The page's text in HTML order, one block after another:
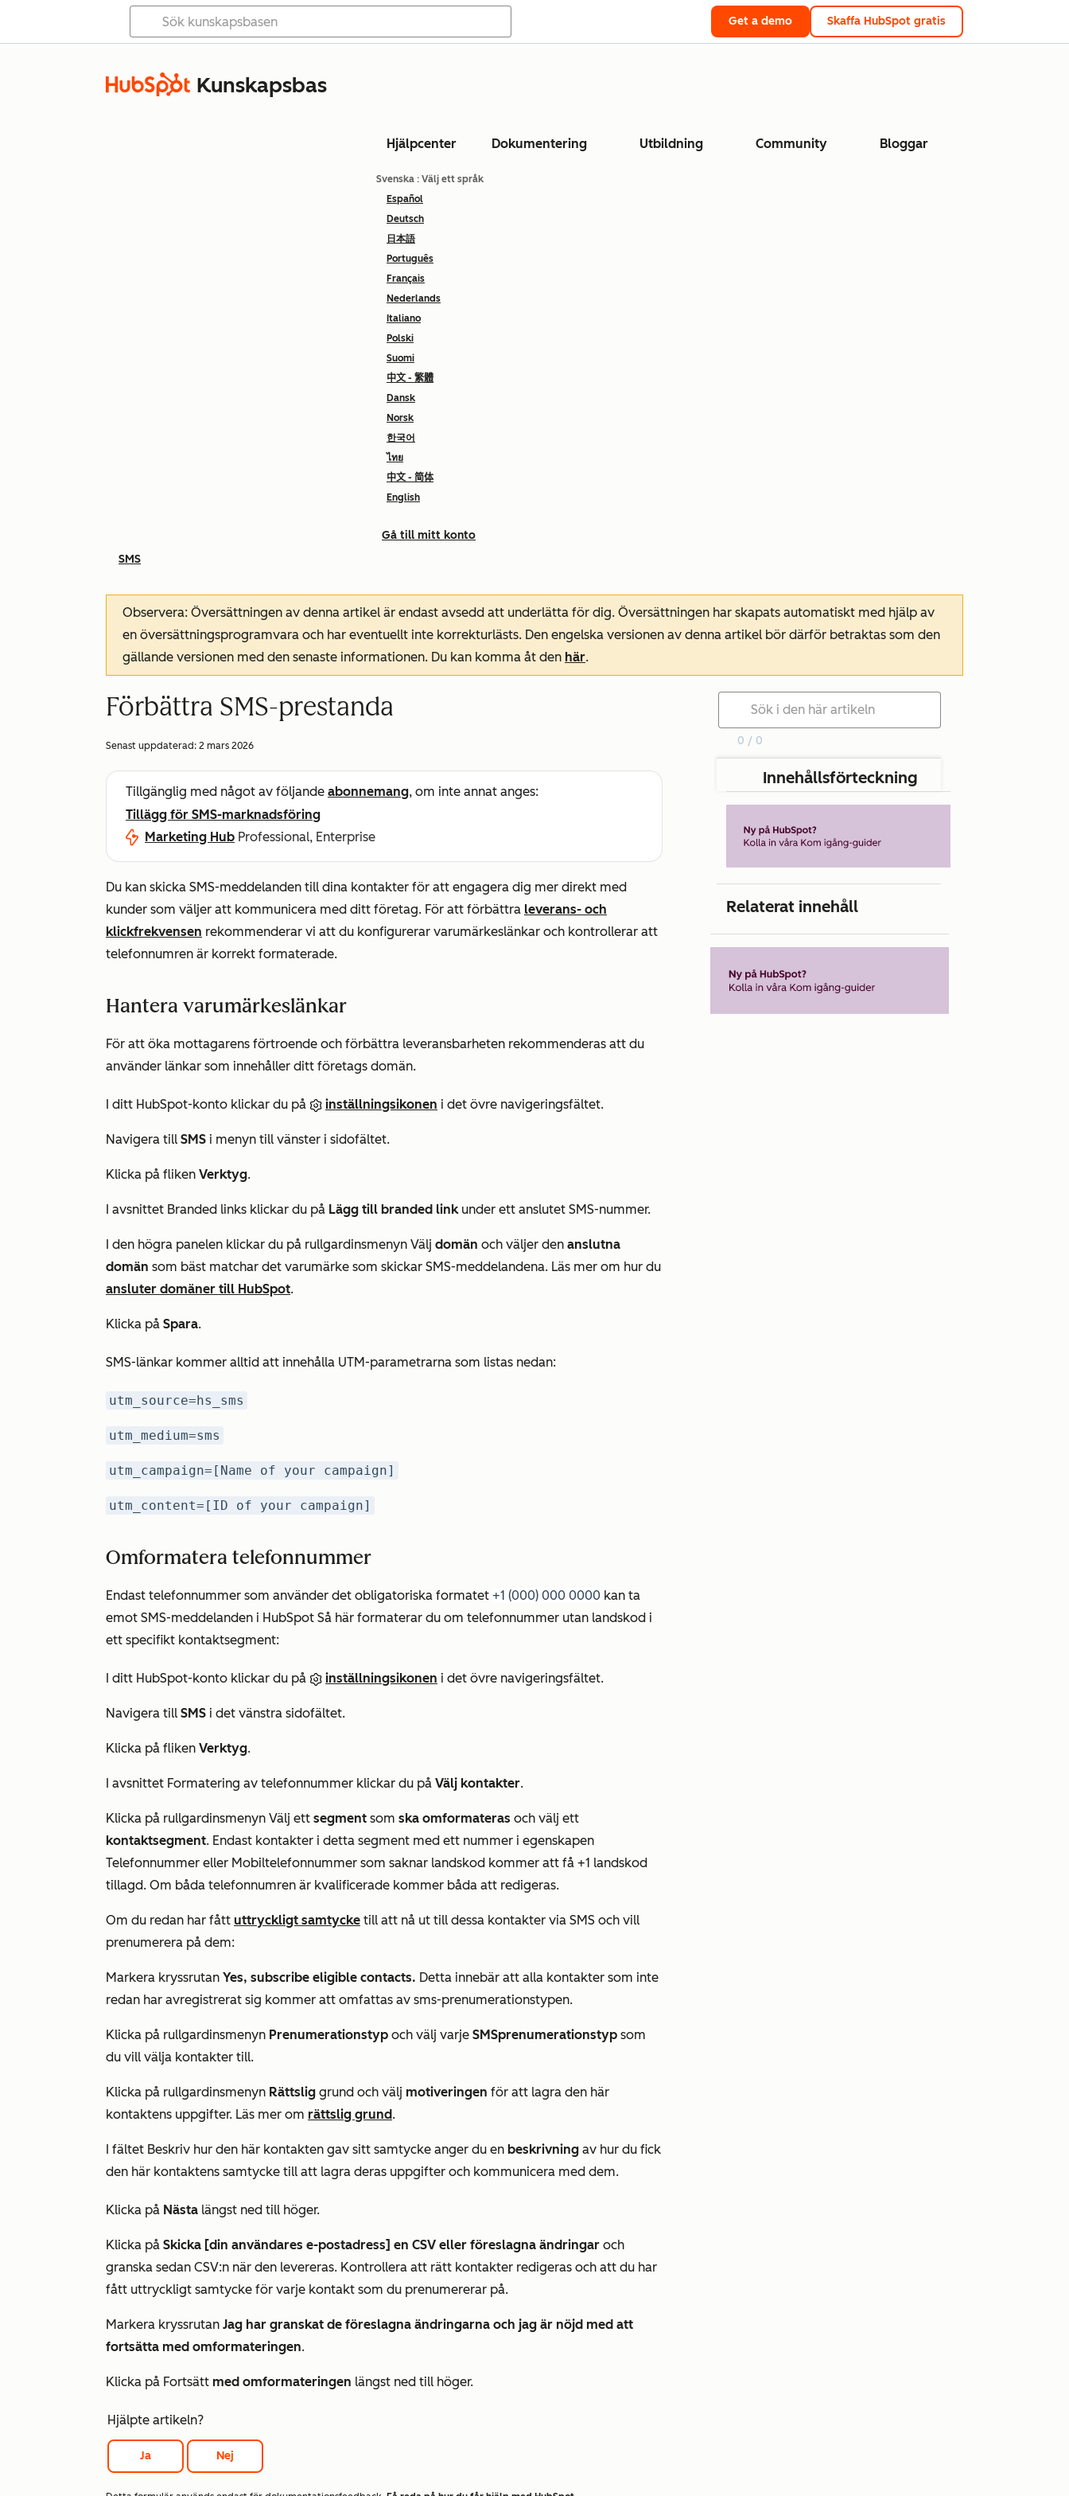
Get a demo Skaffa HubSpot gratis
Kunskapsbas
Hjälpcenter Dokumentering Utbildning Community Bloggar
Svenska : Välj ett språk
Español
Deutsch
日本語
Português
Français
Nederlands
Italiano
Polski
Suomi
中文 - 繁體
Dansk
Norsk
한국어
ไทย
中文 - 简体
English
Gå till mitt konto
SMS
Observera: Översättningen av denna artikel är endast avsedd att underlätta för dig. Översättningen har skapats automatiskt med hjälp av
en översättningsprogramvara och har eventuellt inte korrekturlästs. Den engelska versionen av denna artikel bör därför betraktas som den
gällande versionen med den senaste informationen. Du kan komma åt den här.
Förbättra SMS-prestanda
Senast uppdaterad: 2 mars 2026
Tillgänglig med något av följande abonnemang, om inte annat anges:
Tillägg för SMS-marknadsföring
Marketing Hub Professional, Enterprise
Du kan skicka SMS-meddelanden till dina kontakter för att engagera dig mer direkt med
kunder som väljer att kommunicera med ditt företag. För att förbättra leverans- och
klickfrekvensen rekommenderar vi att du konfigurerar varumärkeslänkar och kontrollerar att
telefonnumren är korrekt formaterade.
Hantera varumärkeslänkar
För att öka mottagarens förtroende och förbättra leveransbarheten rekommenderas att du
använder länkar som innehåller ditt företags domän.
I ditt HubSpot-konto klickar du på inställningsikonen i det övre navigeringsfältet.
Navigera till SMS i menyn till vänster i sidofältet.
Klicka på fliken Verktyg.
I avsnittet Branded links klickar du på Lägg till branded link under ett anslutet SMS-nummer.
I den högra panelen klickar du på rullgardinsmenyn Välj domän och väljer den anslutna
domän som bäst matchar det varumärke som skickar SMS-meddelandena. Läs mer om hur du
ansluter domäner till HubSpot.
Klicka på Spara.
SMS-länkar kommer alltid att innehålla UTM-parametrarna som listas nedan:
utm_source=hs_sms
utm_medium=sms
utm_campaign=[Name of your campaign]
utm_content=[ID of your campaign]
Omformatera telefonnummer
Endast telefonnummer som använder det obligatoriska formatet +1 (000) 000 0000 kan ta
emot SMS-meddelanden i HubSpot Så här formaterar du om telefonnummer utan landskod i
ett specifikt kontaktsegment:
I ditt HubSpot-konto klickar du på inställningsikonen i det övre navigeringsfältet.
Navigera till SMS i det vänstra sidofältet.
Klicka på fliken Verktyg.
I avsnittet Formatering av telefonnummer klickar du på Välj kontakter.
Klicka på rullgardinsmenyn Välj ett segment som ska omformateras och välj ett
kontaktsegment. Endast kontakter i detta segment med ett nummer i egenskapen
Telefonnummer eller Mobiltelefonnummer som saknar landskod kommer att få +1 landskod
tillagd. Om båda telefonnumren är kvalificerade kommer båda att redigeras.
Om du redan har fått uttryckligt samtycke till att nå ut till dessa kontakter via SMS och vill
prenumerera på dem:
Markera kryssrutan Yes, subscribe eligible contacts. Detta innebär att alla kontakter som inte
redan har avregistrerat sig kommer att omfattas av sms-prenumerationstypen.
Klicka på rullgardinsmenyn Prenumerationstyp och välj varje SMSprenumerationstyp som
du vill välja kontakter till.
Klicka på rullgardinsmenyn Rättslig grund och välj motiveringen för att lagra den här
kontaktens uppgifter. Läs mer om rättslig grund.
I fältet Beskriv hur den här kontakten gav sitt samtycke anger du en beskrivning av hur du fick
den här kontaktens samtycke till att lagra deras uppgifter och kommunicera med dem.
Klicka på Nästa längst ned till höger.
Klicka på Skicka [din användares e-postadress] en CSV eller föreslagna ändringar och
granska sedan CSV:n när den levereras. Kontrollera att rätt kontakter redigeras och att du har
fått uttryckligt samtycke för varje kontakt som du prenumererar på.
Markera kryssrutan Jag har granskat de föreslagna ändringarna och jag är nöjd med att
fortsätta med omformateringen.
Klicka på Fortsätt med omformateringen längst ned till höger.
Hjälpte artikeln?
Ja Nej
0 / 0
Innehållsförteckning
Relaterat innehåll